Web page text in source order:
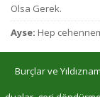
Olsa Gerek.
Ayse: Hep
Burçlar ve